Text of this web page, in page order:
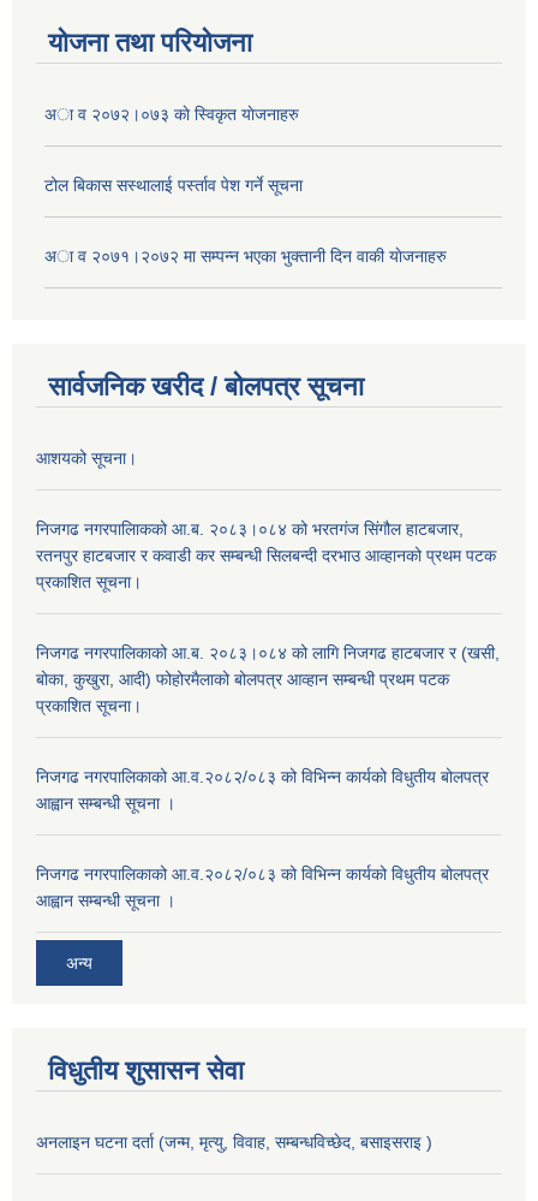
योजना तथा परियोजना
अा व २०७२।०७३ काे स्विकृत याेजनाहरु
टोल बिकास स‌स्थालाई प‌र्स्ताव पेश गर्ने सूचना
अा‍ व २०७१।२०७२ मा सम्पन्न भएका भुक्तानी दिन वा‌की याेजनाहरु
सार्वजनिक खरीद / बोलपत्र सूचना
आशयको सूचना।
निजगढ नगरपालिाकको आ.ब. २०८३।०८४ को भरतगंज सिंगौल हाटबजार,
रतनपुर हाटबजार र कवाडी कर सम्बन्धी सिलबन्दी दरभाउ आव्हानको प्रथम पटक
प्रकाशित सूचना।
निजगढ नगरपालिकाको आ.ब. २०८३।०८४ को लागि निजगढ हाटबजार र (खसी,
बोका, कुखुरा, आदी) फोहोरमैलाको बोलपत्र आव्हान सम्बन्धी प्रथम पटक
प्रकाशित सूचना।
निजगढ नगरपालिकाको आ.व.२०८२/०८३ को विभिन्न कार्यको विधुतीय बोलपत्र
आह्वान सम्बन्धी सूचना ।
निजगढ नगरपालिकाको आ.व.२०८२/०८३ को विभिन्न कार्यको विधुतीय बोलपत्र
आह्वान सम्बन्धी सूचना ।
अन्य
विधुतीय शुसासन सेवा
अनलाइन घटना दर्ता (जन्म, मृत्यु, विवाह, सम्बन्धविच्छेद, बसाइसराइ )